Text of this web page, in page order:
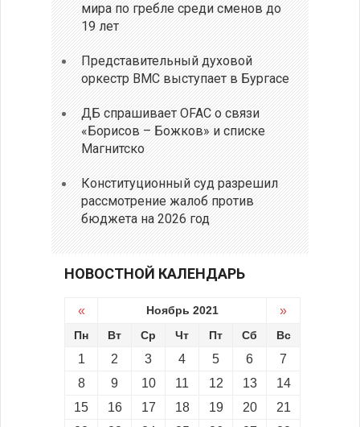
мира по гребле среди сменов до
19 лет
Представительный духовой
оркестр ВМС выступает в Бургасе
ДБ спрашивает OFAC о связи
«Борисов – Божков» и списке
Магнитско
Конституционный суд разрешил
рассмотрение жалоб против
бюджета на 2026 год
НОВОСТНОЙ КАЛЕНДАРЬ
« Ноябрь 2021 »
Пн Вт Ср Чт Пт Сб Вс
1 2 3 4 5 6
7
8
9 10 11 12 13
14
15
16 17 18 19 20
21